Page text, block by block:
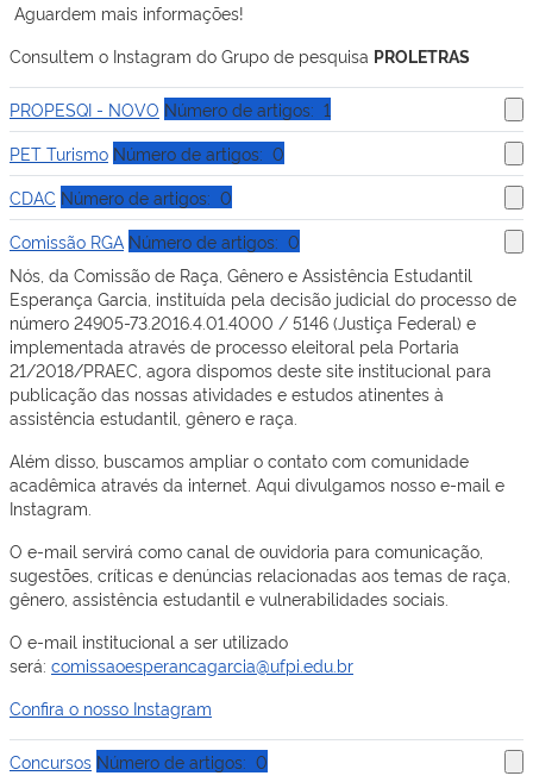
Aguardem mais informações!
Consultem o Instagram do Grupo de pesquisa PROLETRAS
PROPESQI - NOVO Número de artigos: 1
PET Turismo Número de artigos: 0
CDAC Número de artigos: 0
Comissão RGA Número de artigos: 0
Nós, da Comissão de Raça, Gênero e Assistência Estudantil
Esperança Garcia, instituída pela decisão judicial do processo de
número 24905-73.2016.4.01.4000 / 5146 (Justiça Federal) e
implementada através de processo eleitoral pela Portaria
21/2018/PRAEC, agora dispomos deste site institucional para
publicação das nossas atividades e estudos atinentes à
assistência estudantil, gênero e raça.
Além disso, buscamos ampliar o contato com comunidade
acadêmica através da internet. Aqui divulgamos nosso e-mail e
Instagram.
O e-mail servirá como canal de ouvidoria para comunicação,
sugestões, críticas e denúncias relacionadas aos temas de raça,
gênero, assistência estudantil e vulnerabilidades sociais.
O e-mail institucional a ser utilizado
será: comissaoesperancagarcia@ufpi.edu.br
Confira o nosso Instagram
Concursos Número de artigos: 0